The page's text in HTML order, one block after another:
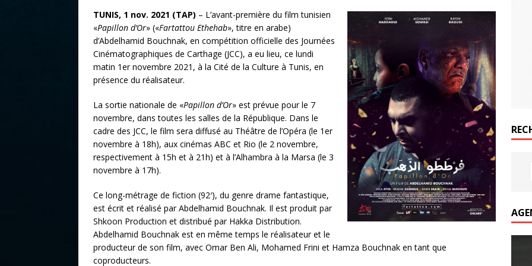
TUNIS, 1 nov. 2021 (TAP) – L’avant-première du film tunisien
«Papillon d’Or» («Fartattou Ethehab», titre en arabe)
d’Abdelhamid Bouchnak, en compétition officielle des Journées
Cinématographiques de Carthage (JCC), a eu lieu, ce lundi
matin 1er novembre 2021, à la Cité de la Culture à Tunis, en
présence du réalisateur.
La sortie nationale de «Papillon d’Or» est prévue pour le 7
novembre, dans toutes les salles de la République. Dans le
cadre des JCC, le film sera diffusé au Théâtre de l’Opéra (le 1er
novembre à 18h), aux cinémas ABC et Rio (le 2 novembre,
respectivement à 15h et à 21h) et à l’Alhambra à la Marsa (le 3
novembre à 17h).
Ce long-métrage de fiction (92′), du genre drame fantastique,
est écrit et réalisé par Abdelhamid Bouchnak. Il est produit par
Shkoon Production et distribué par Hakka Distribution.
Abdelhamid Bouchnak est en même temps le réalisateur et le
producteur de son film, avec Omar Ben Ali, Mohamed Frini et Hamza Bouchnak en tant que
coproducteurs.